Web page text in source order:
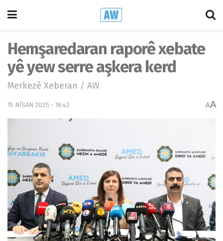
Hemşaredaran raporê xebate
yê yew serre aşkera kerd
Merkezê Xeberan / AW
15 NÎSAN 2025 - 16:42 AA